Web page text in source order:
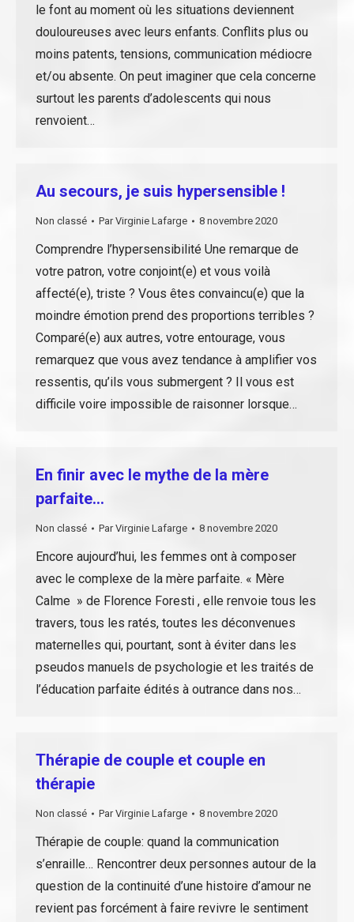
le font au moment où les situations deviennent
douloureuses avec leurs enfants. Conflits plus ou
moins patents, tensions, communication médiocre
et/ou absente. On peut imaginer que cela concerne
surtout les parents d’adolescents qui nous
renvoient…
Au secours, je suis hypersensible !
Non classé ParVirginie Lafarge 8 novembre 2020
Comprendre l’hypersensibilité Une remarque de
votre patron, votre conjoint(e) et vous voilà
affecté(e), triste ? Vous êtes convaincu(e) que la
moindre émotion prend des proportions terribles ?
Comparé(e) aux autres, votre entourage, vous
remarquez que vous avez tendance à amplifier vos
ressentis, qu’ils vous submergent ? Il vous est
difficile voire impossible de raisonner lorsque…
En finir avec le mythe de la mère
parfaite…
Non classé ParVirginie Lafarge 8 novembre 2020
Encore aujourd’hui, les femmes ont à composer
avec le complexe de la mère parfaite. « Mère
Calme » de Florence Foresti , elle renvoie tous les
travers, tous les ratés, toutes les déconvenues
maternelles qui, pourtant, sont à éviter dans les
pseudos manuels de psychologie et les traités de
l’éducation parfaite édités à outrance dans nos…
Thérapie de couple et couple en
thérapie
Non classé ParVirginie Lafarge 8 novembre 2020
Thérapie de couple: quand la communication
s’enraille… Rencontrer deux personnes autour de la
question de la continuité d’une histoire d’amour ne
revient pas forcément à faire revivre le sentiment